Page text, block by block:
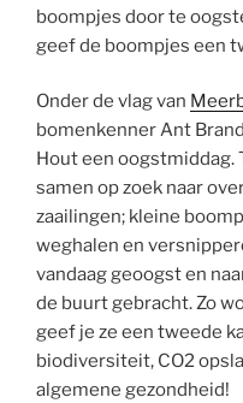
boompjes door te
geef de boompjes een
Onder de vlag van
bomenkenner Ant
Hout een oogstmiddag.
samen op zoek naar
zaailingen; kleine
weghalen en
vandaag geoogst en
de buurt gebracht. Zo
geef je ze een tweede
biodiversiteit, CO2
algemene gezondheid!